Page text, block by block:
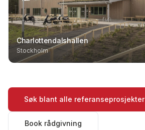
Charlottendalshallen
Stockholm
Søk blant alle referanseprosjekter
Book rådgivning